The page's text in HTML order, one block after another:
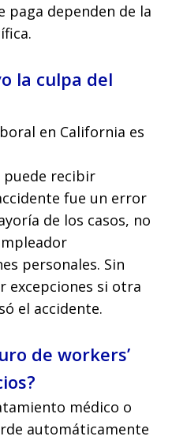
paga dependen de la
la culpa del
en California es
puede recibir
fue un error
de los casos, no
personales. Sin
excepciones si otra
el accidente.
de workers’
médico o
automáticamente